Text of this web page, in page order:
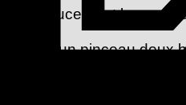
doucement la
Utilisez un pinceau doux
Ensuite, prenez soin du